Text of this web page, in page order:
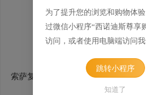
索萨复配冰霜增稠剂
为了提升您的浏览和购物体
过微信小程序“西诺迪斯尊享
访问，或者使用电脑端访问
跳转小程序
知道了